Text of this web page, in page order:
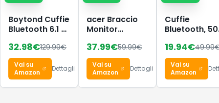
Boytond Cuffie
Bluetooth 6.1 -
Wireless
Auricolari Clip
Orecchio
Elegante
Auricolari ad
32.98€129.99€
Vai su
Amazon
Dettagli
acer Braccio
Monitor
Supporto
Schermi
17"-32"
37.99€59.99€
Vai su
Amazon
Dettagli
Cuffie
Bluetooth,
Bluetooth 5.4
HiFi Stereo,
Cuffie
19.94€49.99
Vai su
Amazon